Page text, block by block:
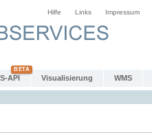
Hilfe Links Impressum
API Visualisierung WMS